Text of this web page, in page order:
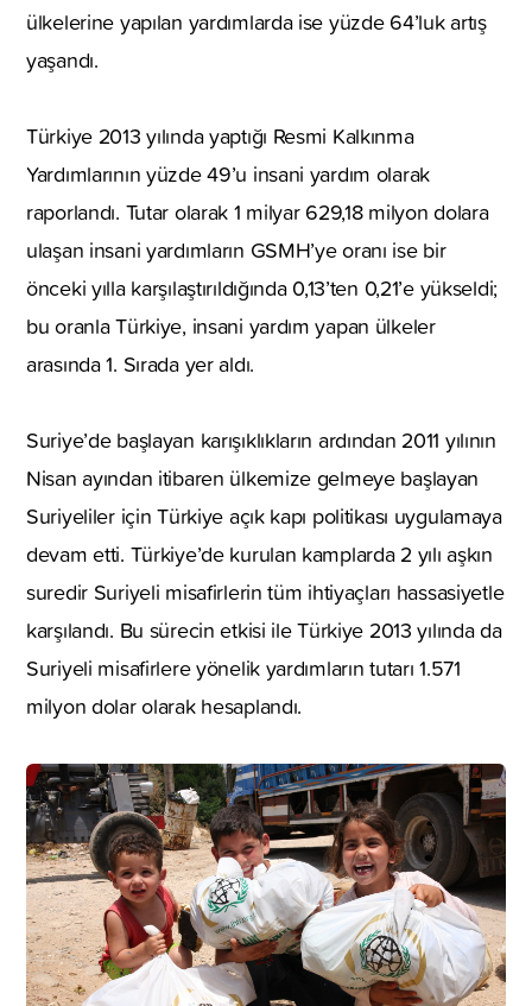
ülkelerine yapılan yardımlarda ise yüzde 64’luk artış
yaşandı.
Türkiye 2013 yılında yaptığı Resmi Kalkınma
Yardımlarının yüzde 49’u insani yardım olarak
raporlandı. Tutar olarak 1 milyar 629,18 milyon dolara
ulaşan insani yardımların GSMH’ye oranı ise bir
önceki yılla karşılaştırıldığında 0,13’ten 0,21’e yükseldi;
bu oranla Türkiye, insani yardım yapan ülkeler
arasında 1. Sırada yer aldı.
Suriye’de başlayan karışıklıkların ardından 2011 yılının
Nisan ayından itibaren ülkemize gelmeye başlayan
Suriyeliler için Türkiye açık kapı politikası uygulamaya
devam etti. Türkiye’de kurulan kamplarda 2 yılı aşkın
suredir Suriyeli misafirlerin tüm ihtiyaçları hassasiyetle
karşılandı. Bu sürecin etkisi ile Türkiye 2013 yılında da
Suriyeli misafirlere yönelik yardımların tutarı 1.571
milyon dolar olarak hesaplandı.